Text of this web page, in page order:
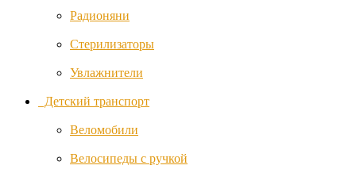
Phil and
Teds
Picci
Ramicom
Ramili
Roba
Радионяни
Стерилизаторы
Увлажнители
Детский транспорт
Веломобили
Велосипеды с ручкой